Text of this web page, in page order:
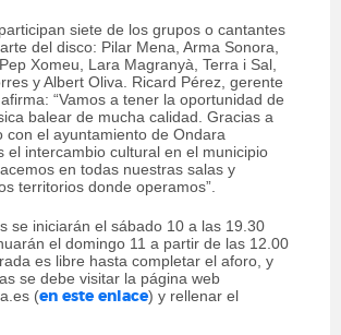
siete de los grupos o cantantes
del disco: Pilar Mena, Arma Sonora,
Xomeu, Lara Magranyà, Terra i Sal,
y Albert Oliva. Ricard Pérez, gerente
“Vamos a tener la oportunidad de
balear de mucha calidad. Gracias a
con el ayuntamiento de Ondara
el intercambio cultural en el municipio
en todas nuestras salas y
territorios donde operamos”.
se iniciarán el sábado 10 a las 19.30
el domingo 11 a partir de las 12.00
es libre hasta completar el aforo, y
se debe visitar la página web
(en este enlace) y rellenar el